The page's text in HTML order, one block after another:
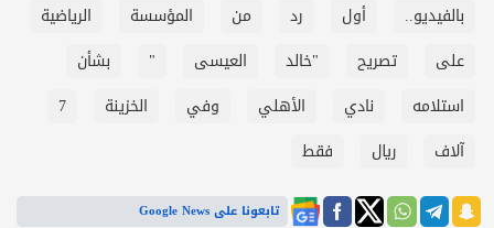
بالفيديو..
أول رد من المؤسسة
الرياضية
على
تصريح "خالد العيسى "
بشأن
استلامه
نادي الأهلي وفي الخزينة
7
آلاف
ريال فقط
تابعونا على Google News